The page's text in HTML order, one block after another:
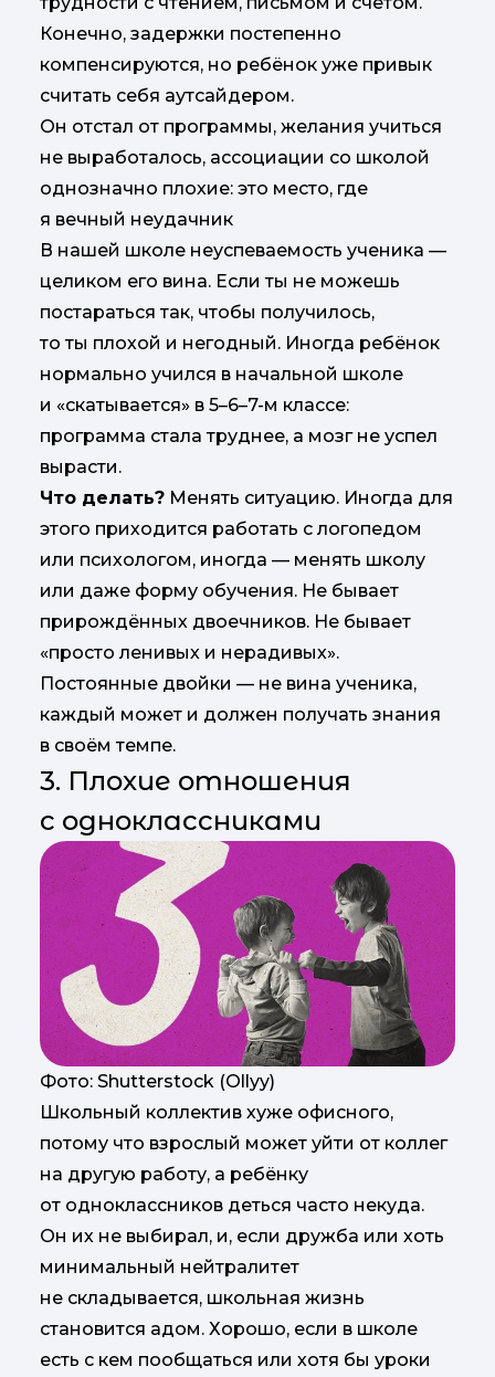
Конечно, задержки постепенно
компенсируются, но ребёнок уже привык
считать себя аутсайдером.
Он отстал от программы, желания учиться
не выработалось, ассоциации со школой
однозначно плохие: это место, где
я вечный неудачник
В нашей школе неуспеваемость ученика —
целиком его вина. Если ты не можешь
постараться так, чтобы получилось,
то ты плохой и негодный. Иногда ребёнок
нормально учился в начальной школе
и «скатывается» в 5–6–7-м классе:
программа стала труднее, а мозг не успел
вырасти.
Что делать? Менять ситуацию. Иногда для
этого приходится работать с логопедом
или психологом, иногда — менять школу
или даже форму обучения. Не бывает
прирождённых двоечников. Не бывает
«просто ленивых и нерадивых».
Постоянные двойки — не вина ученика,
каждый может и должен получать знания
в своём темпе.
3. Плохие отношения
с одноклассниками
Фото: Shutterstock (Ollyy)
Школьный коллектив хуже офисного,
потому что взрослый может уйти от коллег
на другую работу, а ребёнку
от одноклассников деться часто некуда.
Он их не выбирал, и, если дружба или хоть
минимальный нейтралитет
не складывается, школьная жизнь
становится адом. Хорошо, если в школе
есть с кем пообщаться или хотя бы уроки